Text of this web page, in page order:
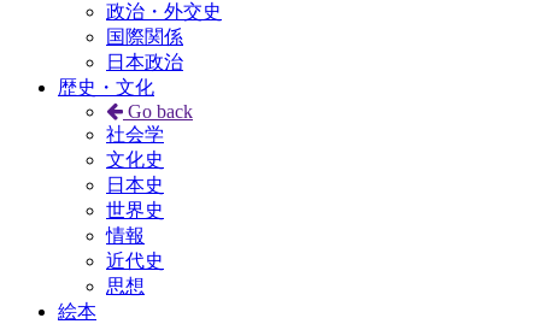
政治・外交史
国際関係
日本政治
歴史・文化
Go back
社会学
文化史
日本史
世界史
情報
近代史
思想
絵本